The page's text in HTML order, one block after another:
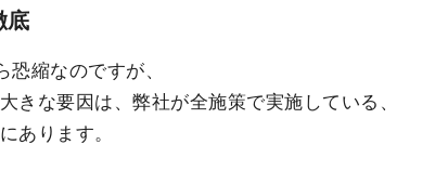
底
縮なのですが、
きな要因は、弊社が全施策で実施している、
あります。